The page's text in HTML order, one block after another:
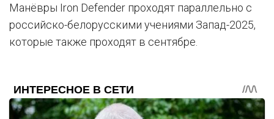
Манёвры Iron Defender проходят параллельно с
российско-белорусскими учениями Запад-2025,
которые также проходят в сентябре.